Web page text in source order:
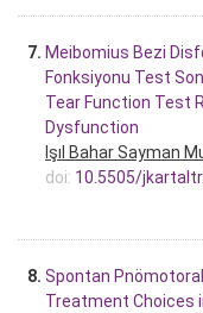
7. Meibomius Bezi
Fonksiyonu Test
Tear Function Test
Dysfunction
Işıl Bahar Sayman
doi: 10.5505/
8. Spontan
Treatment Choices